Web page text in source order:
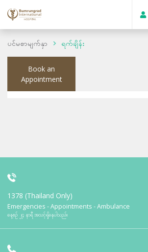
ပင်မစာမျက်နှာ ရက်ချိန်း
Book an
Appointment
1378 (Thailand Only)
Emergencies - Appointments - Ambulance
နေ့စဉ် ၂၄ နာရီ အသင့်ရှိနေပါသည်။